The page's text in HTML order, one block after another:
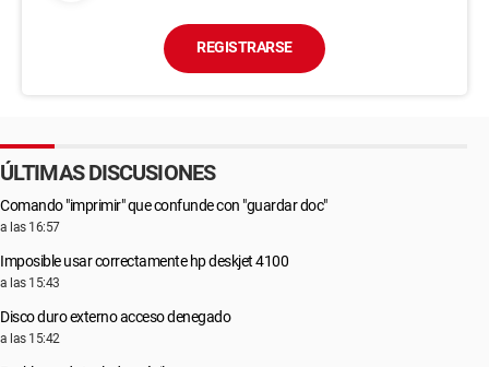
REGISTRARSE
ÚLTIMAS DISCUSIONES
Comando "imprimir" que confunde con "guardar doc"
a las 16:57
Imposible usar correctamente hp deskjet 4100
a las 15:43
Disco duro externo acceso denegado
a las 15:42